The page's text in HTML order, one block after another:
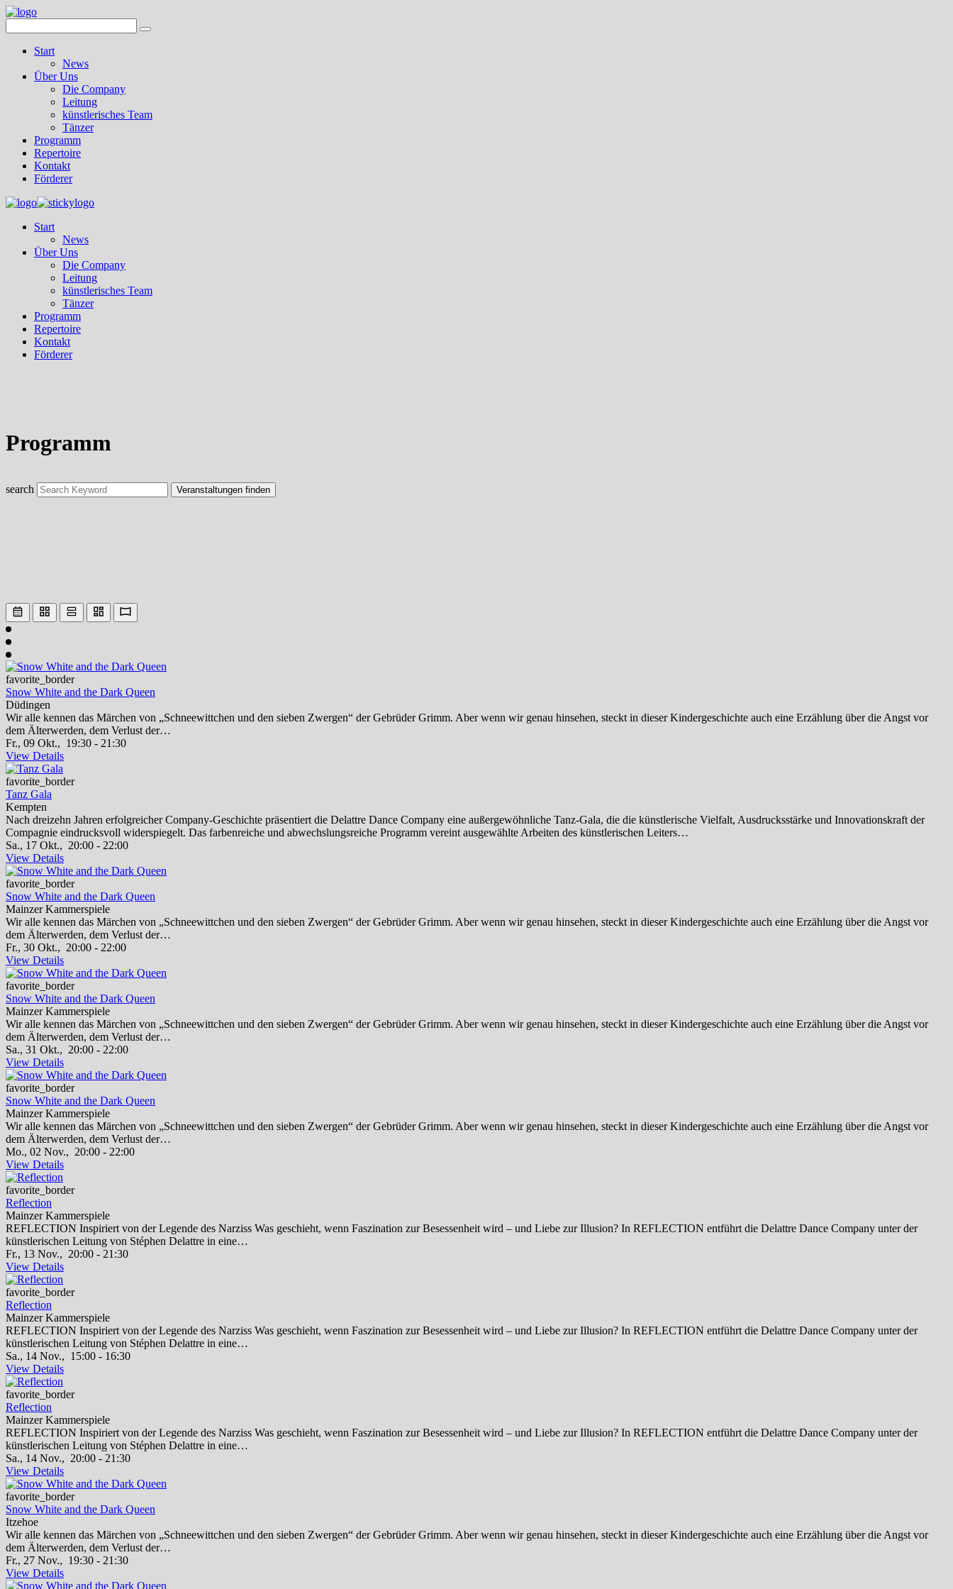
Start
News
Über Uns
Die Company
Leitung
künstlerisches Team
Tänzer
Programm
Repertoire
Kontakt
Förderer
Start
News
Über Uns
Die Company
Leitung
künstlerisches Team
Tänzer
Programm
Repertoire
Kontakt
Förderer
Programm
search Veranstaltungen finden
favorite_border
Snow White and the Dark Queen
Düdingen
Wir alle kennen das Märchen von „Schneewittchen und den sieben Zwergen“ der Gebrüder Grimm. Aber wenn wir genau hinsehen, steckt in dieser Kindergeschichte auch eine Erzählung über die Angst vor
dem Älterwerden, dem Verlust der…
Fr., 09 Okt., 19:30 - 21:30
View Details
favorite_border
Tanz Gala
Kempten
Nach dreizehn Jahren erfolgreicher Company-Geschichte präsentiert die Delattre Dance Company eine außergewöhnliche Tanz-Gala, die die künstlerische Vielfalt, Ausdrucksstärke und Innovationskraft der
Compagnie eindrucksvoll widerspiegelt. Das farbenreiche und abwechslungsreiche Programm vereint ausgewählte Arbeiten des künstlerischen Leiters…
Sa., 17 Okt., 20:00 - 22:00
View Details
favorite_border
Snow White and the Dark Queen
Mainzer Kammerspiele
Wir alle kennen das Märchen von „Schneewittchen und den sieben Zwergen“ der Gebrüder Grimm. Aber wenn wir genau hinsehen, steckt in dieser Kindergeschichte auch eine Erzählung über die Angst vor
dem Älterwerden, dem Verlust der…
Fr., 30 Okt., 20:00 - 22:00
View Details
favorite_border
Snow White and the Dark Queen
Mainzer Kammerspiele
Wir alle kennen das Märchen von „Schneewittchen und den sieben Zwergen“ der Gebrüder Grimm. Aber wenn wir genau hinsehen, steckt in dieser Kindergeschichte auch eine Erzählung über die Angst vor
dem Älterwerden, dem Verlust der…
Sa., 31 Okt., 20:00 - 22:00
View Details
favorite_border
Snow White and the Dark Queen
Mainzer Kammerspiele
Wir alle kennen das Märchen von „Schneewittchen und den sieben Zwergen“ der Gebrüder Grimm. Aber wenn wir genau hinsehen, steckt in dieser Kindergeschichte auch eine Erzählung über die Angst vor
dem Älterwerden, dem Verlust der…
Mo., 02 Nov., 20:00 - 22:00
View Details
favorite_border
Reflection
Mainzer Kammerspiele
REFLECTION Inspiriert von der Legende des Narziss Was geschieht, wenn Faszination zur Besessenheit wird – und Liebe zur Illusion? In REFLECTION entführt die Delattre Dance Company unter der
künstlerischen Leitung von Stéphen Delattre in eine…
Fr., 13 Nov., 20:00 - 21:30
View Details
favorite_border
Reflection
Mainzer Kammerspiele
REFLECTION Inspiriert von der Legende des Narziss Was geschieht, wenn Faszination zur Besessenheit wird – und Liebe zur Illusion? In REFLECTION entführt die Delattre Dance Company unter der
künstlerischen Leitung von Stéphen Delattre in eine…
Sa., 14 Nov., 15:00 - 16:30
View Details
favorite_border
Reflection
Mainzer Kammerspiele
REFLECTION Inspiriert von der Legende des Narziss Was geschieht, wenn Faszination zur Besessenheit wird – und Liebe zur Illusion? In REFLECTION entführt die Delattre Dance Company unter der
künstlerischen Leitung von Stéphen Delattre in eine…
Sa., 14 Nov., 20:00 - 21:30
View Details
favorite_border
Snow White and the Dark Queen
Itzehoe
Wir alle kennen das Märchen von „Schneewittchen und den sieben Zwergen“ der Gebrüder Grimm. Aber wenn wir genau hinsehen, steckt in dieser Kindergeschichte auch eine Erzählung über die Angst vor
dem Älterwerden, dem Verlust der…
Fr., 27 Nov., 19:30 - 21:30
View Details